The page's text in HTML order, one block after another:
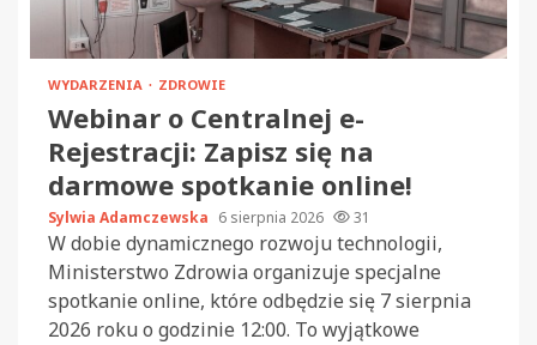
WYDARZENIA ZDROWIE
Webinar o Centralnej e-
Rejestracji: Zapisz się na
darmowe spotkanie online!
Sylwia Adamczewska 6 sierpnia 2026 31
W dobie dynamicznego rozwoju technologii,
Ministerstwo Zdrowia organizuje specjalne
spotkanie online, które odbędzie się 7 sierpnia
2026 roku o godzinie 12:00. To wyjątkowe